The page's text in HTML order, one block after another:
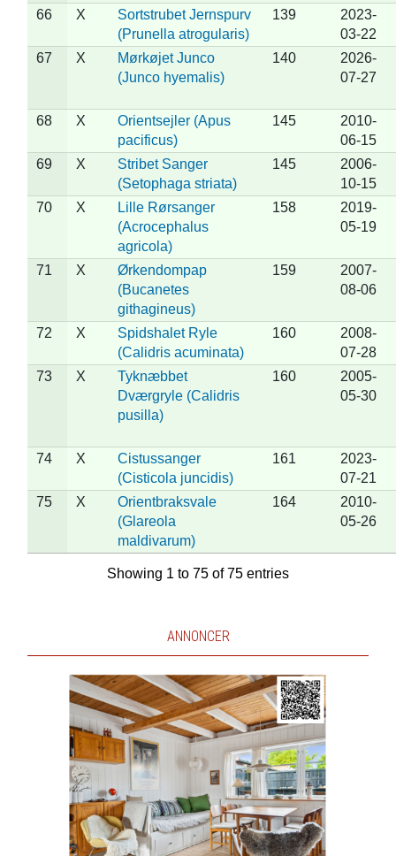
66
X
Sortstrubet Jernspurv
(Prunella atrogularis)
139
2023-
03-22
67
X
Mørkøjet Junco
(Junco hyemalis)
140
2026-
07-27
68 X
Orientsejler (Apus
pacificus)
145
2010-
06-15
69
X
Stribet Sanger
(Setophaga striata)
145
2006-
10-15
70
X
Lille Rørsanger
(Acrocephalus
agricola)
158
2019-
05-19
71 X
Ørkendompap
(Bucanetes
githagineus)
159
2007-
08-06
72 X
Spidshalet Ryle
(Calidris acuminata)
160
2008-
07-28
73
X
Tyknæbbet
Dværgryle (Calidris
pusilla)
160
2005-
05-30
74 X
Cistussanger
(Cisticola juncidis)
161
2023-
07-21
75
X
Orientbraksvale
(Glareola
maldivarum)
164
2010-
05-26
Showing 1 to 75 of 75 entries
ANNONCER